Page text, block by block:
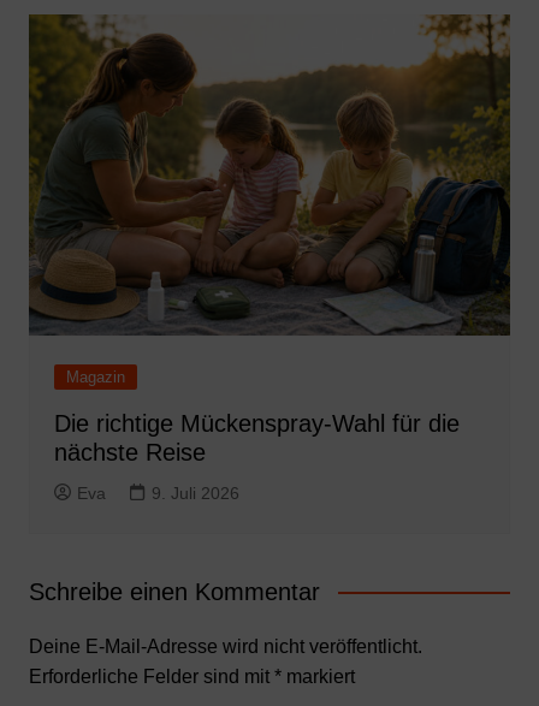
Magazin
Die richtige Mückenspray-Wahl für die
nächste Reise
Eva 9. Juli 2026
Schreibe einen Kommentar
Deine E-Mail-Adresse wird nicht veröffentlicht.
Erforderliche Felder sind mit *markiert